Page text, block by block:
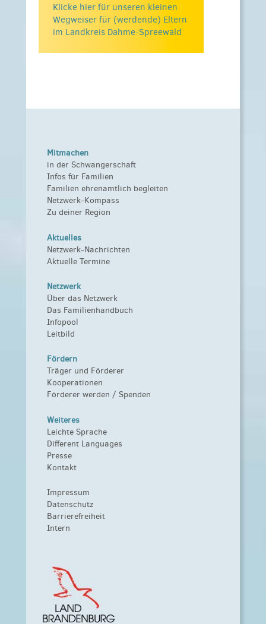
Klicke hier für unseren kleinen
Wegweiser für (werdende) Eltern
im Landkreis Dahme-Spreewald
Mitmachen
in der Schwangerschaft
Infos für Familien
Familien ehrenamtlich begleiten
Netzwerk-Kompass
Zu deiner Region
Aktuelles
Netzwerk-Nachrichten
Aktuelle Termine
Netzwerk
Über das Netzwerk
Das Familienhandbuch
Infopool
Leitbild
Fördern
Träger und Förderer
Kooperationen
Förderer werden / Spenden
Weiteres
Leichte Sprache
Different Languages
Presse
Kontakt
Impressum
Datenschutz
Barrierefreiheit
Intern